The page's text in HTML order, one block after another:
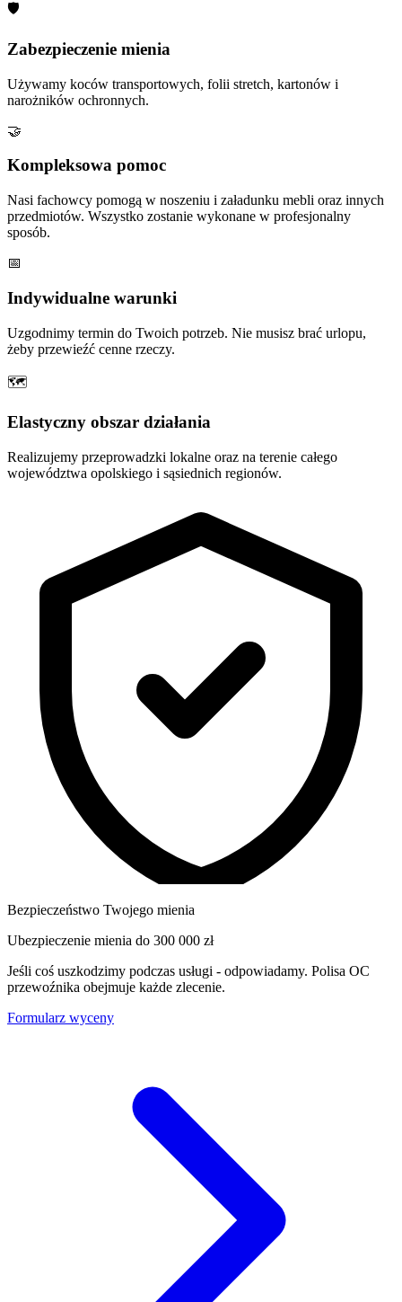
🛡
Zabezpieczenie mienia
Używamy koców transportowych, folii stretch, kartonów i
narożników ochronnych.
🤝
Kompleksowa pomoc
Nasi fachowcy pomogą w noszeniu i załadunku mebli oraz innych
przedmiotów. Wszystko zostanie wykonane w profesjonalny
sposób.
📅
Indywidualne warunki
Uzgodnimy termin do Twoich potrzeb. Nie musisz brać urlopu,
żeby przewieźć cenne rzeczy.
🗺
Elastyczny obszar działania
Realizujemy przeprowadzki lokalne oraz na terenie całego
województwa opolskiego i sąsiednich regionów.
Bezpieczeństwo Twojego mienia
Ubezpieczenie mienia do 300 000 zł
Jeśli coś uszkodzimy podczas usługi - odpowiadamy. Polisa OC
przewoźnika obejmuje każde zlecenie.
Formularz wyceny